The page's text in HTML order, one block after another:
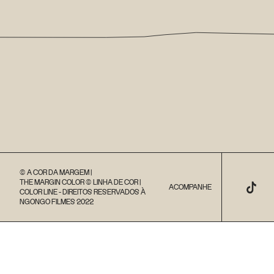
© A COR DA MARGEM |
THE MARGIN COLOR © LINHA DE COR |
COLOR LINE - DIREITOS RESERVADOS À
NGONGO FILMES 2022
ACOMPANHE